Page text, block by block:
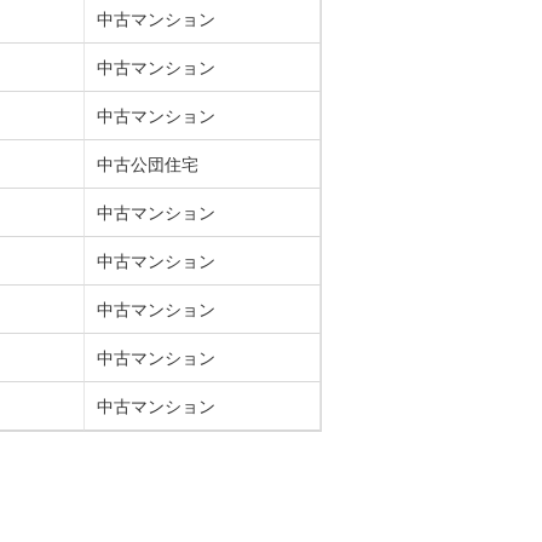
中古マンション
中古マンション
中古マンション
中古公団住宅
中古マンション
中古マンション
中古マンション
中古マンション
中古マンション